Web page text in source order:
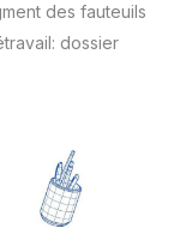
des fauteuils
dossier